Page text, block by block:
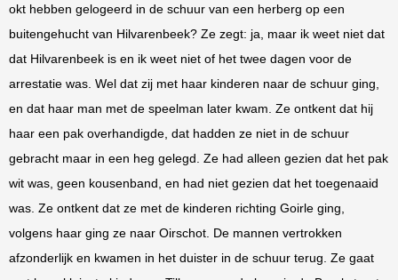
okt hebben gelogeerd in de schuur van een herberg op een
buitengehucht van Hilvarenbeek? Ze zegt: ja, maar ik weet niet dat
dat Hilvarenbeek is en ik weet niet of het twee dagen voor de
arrestatie was. Wel dat zij met haar kinderen naar de schuur ging,
en dat haar man met de speelman later kwam. Ze ontkent dat hij
haar een pak overhandigde, dat hadden ze niet in de schuur
gebracht maar in een heg gelegd. Ze had alleen gezien dat het pak
wit was, geen kousenband, en had niet gezien dat het toegenaaid
was. Ze ontkent dat ze met de kinderen richting Goirle ging,
volgens haar ging ze naar Oirschot. De mannen vertrokken
afzonderlijk en kwamen in het duister in de schuur terug. Ze gaat